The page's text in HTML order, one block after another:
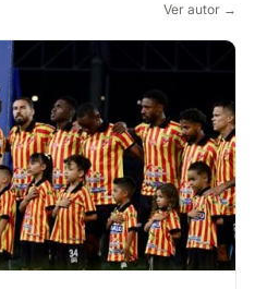
Ver autor →